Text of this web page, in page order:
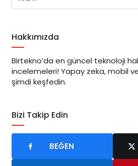
Hakkımızda
Birtekno’da en güncel teknoloji
incelemeleri! Yapay zeka, mobil
şimdi keşfedin.
Bizi Takip Edin
BEĞEN